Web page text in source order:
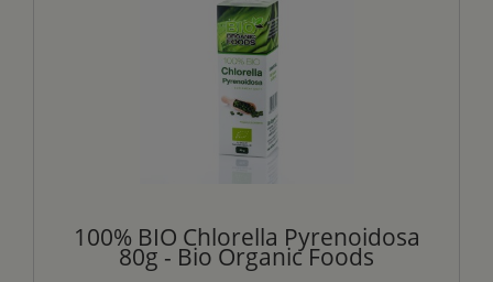
100% BIO Chlorella Pyrenoidosa
80g - Bio Organic Foods